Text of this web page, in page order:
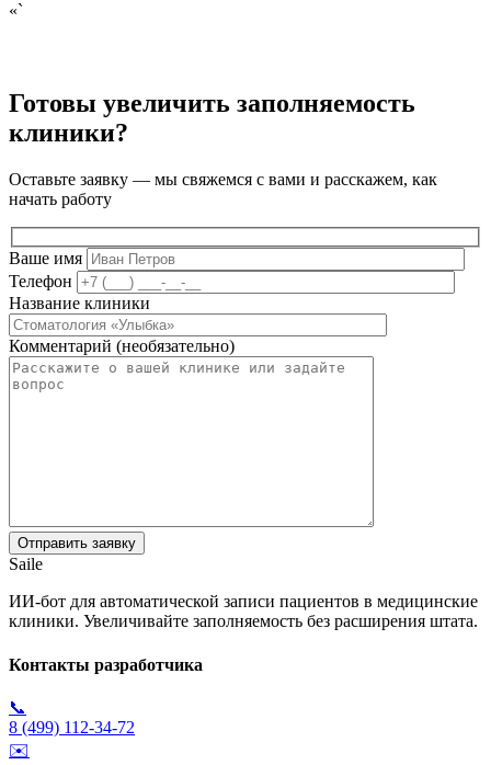
«`
Готовы увеличить заполняемость
клиники?
Оставьте заявку — мы свяжемся с вами и расскажем, как
начать работу
Ваше имя
Телефон
Название клиники
Комментарий (необязательно)
Saile
ИИ-бот для автоматической записи пациентов в медицинские
клиники. Увеличивайте заполняемость без расширения штата.
Контакты разработчика
📞
8 (499) 112-34-72
✉️